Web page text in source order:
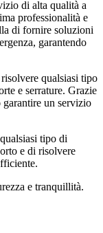
di alta qualità a
professionalità e
di fornire soluzioni
garantendo
qualsiasi tipo
e serrature. Grazie
garantire un servizio
tipo di
e di risolvere
e tranquillità.